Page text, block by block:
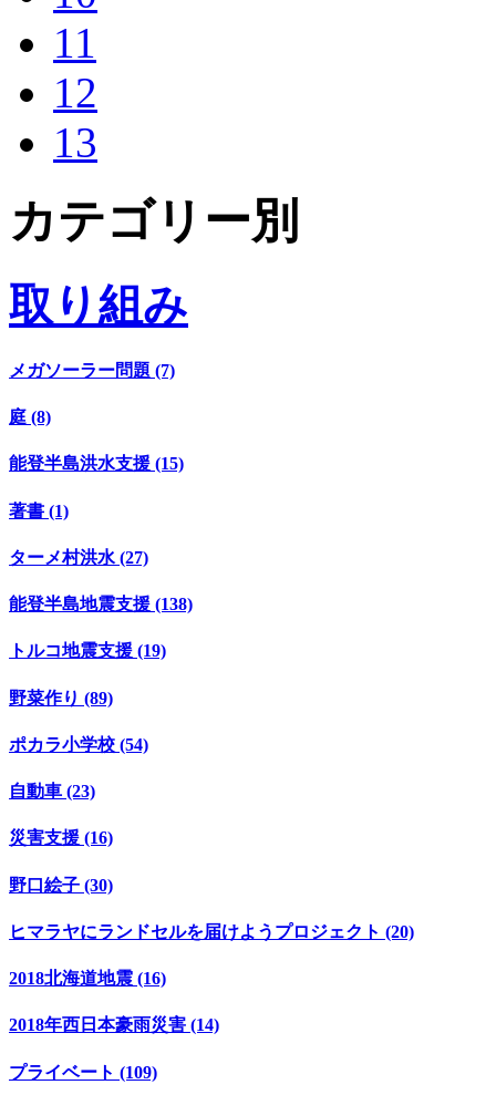
11
12
13
カテゴリー別
取り組み
メガソーラー問題 (7)
庭 (8)
能登半島洪水支援 (15)
著書 (1)
ターメ村洪水 (27)
能登半島地震支援 (138)
トルコ地震支援 (19)
野菜作り (89)
ポカラ小学校 (54)
自動車 (23)
災害支援 (16)
野口絵子 (30)
ヒマラヤにランドセルを届けようプロジェクト (20)
2018北海道地震 (16)
2018年西日本豪雨災害 (14)
プライベート (109)